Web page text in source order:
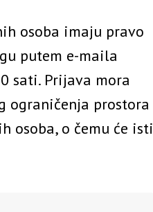
osoba imaju pravo
putem e-maila
sati. Prijava mora
ograničenja prostora
osoba, o čemu će isti